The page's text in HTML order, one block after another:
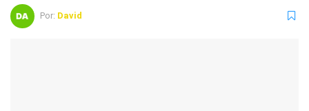
Por: David